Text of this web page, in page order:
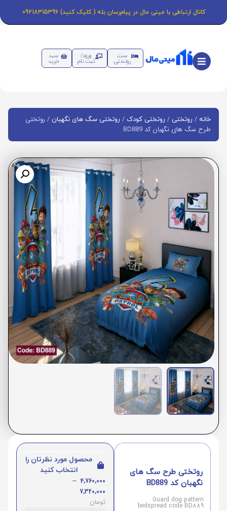
کانال ارتباطی با مینی مال در پیام‌رسان بله ( کلیک کنید) 09218315396
ست
روتختی
ورود/
ثبت نام
سبد
خرید
خانه / روتختی / روتختی کودک / روتختی سگ های نگهبان / روتختی
طرح سگ های نگهبان کد BD889
روتختی طرح سگ های
نگهبان کد BD889
Guard dog pattern
bedspread code BD889
محصول مورد نظرتان را
انتخاب کنید
4,760,000
–
7,320,000
تومان